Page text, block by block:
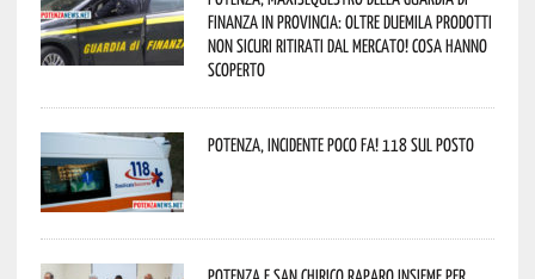
Finanza in provincia: oltre duemila prodotti
non sicuri ritirati dal mercato! Cosa hanno
scoperto
Potenza, incidente poco fa! 118 sul posto